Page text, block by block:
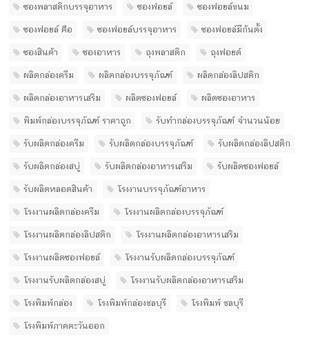
ซองพลาสติกบรรจุอาหาร ซองฟอยล์ ซองฟอยล์ขนม
ซองฟอยล์ คือ ซองฟอยล์บรรจุอาหาร ซองฟอยล์มีก้นตั้ง
ซองสินค้า ซองอาหาร ถุงพลาสติก ถุงฟอยด์
ผลิตกล่องครีม ผลิตกล่องบรรจุภัณฑ์ ผลิตกล่องลิปสติก
ผลิตกล่องอาหารเสริม ผลิตซองฟอยล์ ผลิตซองอาหาร
พิมพ์กล่องบรรจุภัณฑ์ ราคาถูก รับทํากล่องบรรจุภัณฑ์ จํานวนน้อย
รับผลิตกล่องครีม รับผลิตกล่องบรรจุภัณฑ์ รับผลิตกล่องลิปสติก
รับผลิตกล่องสบู่ รับผลิตกล่องอาหารเสริม รับผลิตซองฟอยล์
รับผลิตหลอดสินค้า โรงงานบรรจุภัณฑ์อาหาร
โรงงานผลิตกล่องครีม โรงงานผลิตกล่องบรรจุภัณฑ์
โรงงานผลิตกล่องลิปสติก โรงงานผลิตกล่องอาหารเสริม
โรงงานผลิตซองฟอยล์ โรงงานรับผลิตกล่องบรรจุภัณฑ์
โรงงานรับผลิตกล่องสบู่ โรงงานรับผลิตกล่องอาหารเสริม
โรงพิมพ์กล่อง โรงพิมพ์กล่องชลบุรี โรงพิมพ์ ชลบุรี
โรงพิมพ์ภาคตะวันออก